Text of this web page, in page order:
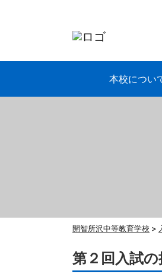
本校につい
開智所沢中等教育学校 >
第２回入試